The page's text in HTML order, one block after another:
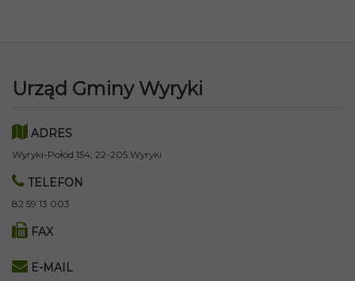
Urząd Gminy Wyryki
ADRES
Wyryki-Połód 154, 22-205 Wyryki
TELEFON
82 59 13 003
FAX
E-MAIL